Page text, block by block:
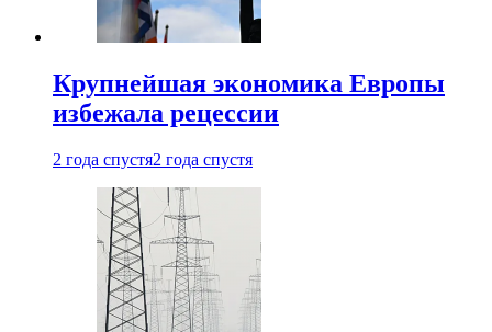
Крупнейшая экономика Европы
избежала рецессии
2 года спустя2 года спустя